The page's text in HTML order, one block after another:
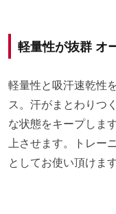
軽量性が抜群 オ
軽量性と吸汗速乾性
ス。汗がまとわりつ
な状態をキープしま
上させます。トレー
としてお使い頂けます